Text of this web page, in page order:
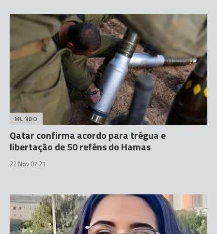
MUNDO
Qatar confirma acordo para trégua e
libertação de 50 reféns do Hamas
22 Nov 07:21